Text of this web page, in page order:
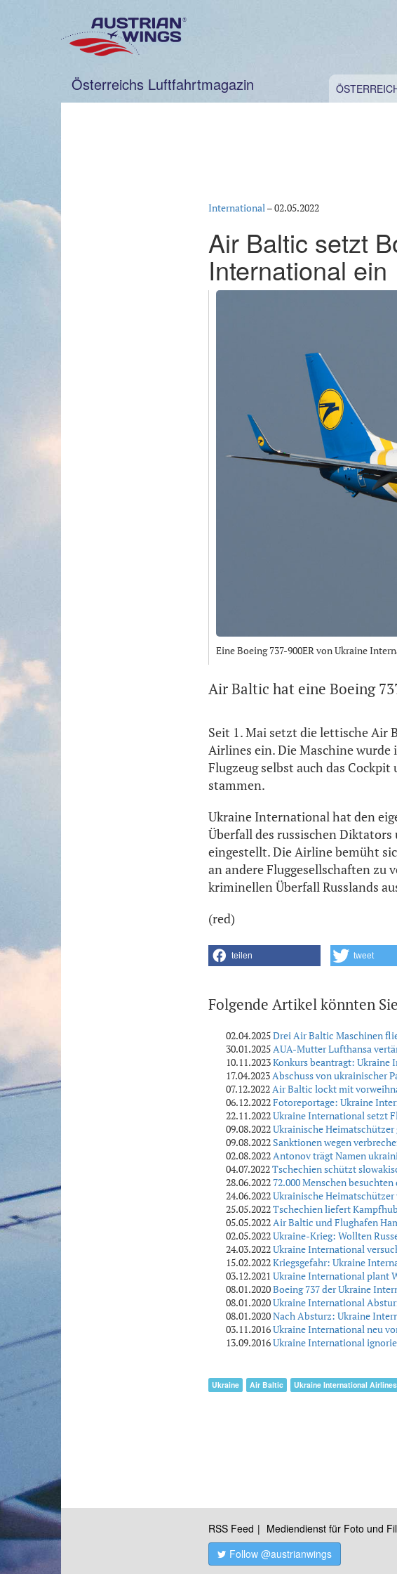
Österreichs Luftfahrtmagazin
International–02.05.2022
Air Baltic setzt
International ein
Eine Boeing 737-900ER von Ukraine
Air Baltic hat eine Boeing
Seit 1. Mai setzt die lettische Air
Airlines ein. Die Maschine wurde
Flugzeug selbst auch das
stammen.
Ukraine International hat den
Überfall des russischen
eingestellt. Die Airline bemüht
an andere Fluggesellschaften zu
kriminellen Überfall Russlands
(red)
teilen tweet
Folgende Artikel könnten
02.04.2025Drei Air Baltic Maschinen
30.01.2025AUA-Mutter Lufthansa
10.11.2023Konkurs beantragt: Ukraine
17.04.2023Abschuss von ukrainischer
07.12.2022Air Baltic lockt mit
06.12.2022Fotoreportage: Ukraine
22.11.2022Ukraine International setzt
09.08.2022Ukrainische
09.08.2022 Sanktionen wegen
02.08.2022Antonov trägt Namen
04.07.2022Tschechien schützt
28.06.2022 72.000 Menschen
24.06.2022Ukrainische
25.05.2022Tschechien liefert
05.05.2022Air Baltic und Flughafen
02.05.2022Ukraine-Krieg: Wollten
24.03.2022Ukraine International
15.02.2022Kriegsgefahr: Ukraine
03.12.2021 Ukraine International plant
08.01.2020Boeing 737 der Ukraine
08.01.2020Ukraine International
08.01.2020Nach Absturz: Ukraine
03.11.2016Ukraine International neu
13.09.2016Ukraine International
Ukraine Air Baltic Ukraine International Airlines
RSS Feed Mediendienst für Foto und
Follow @austrianwings